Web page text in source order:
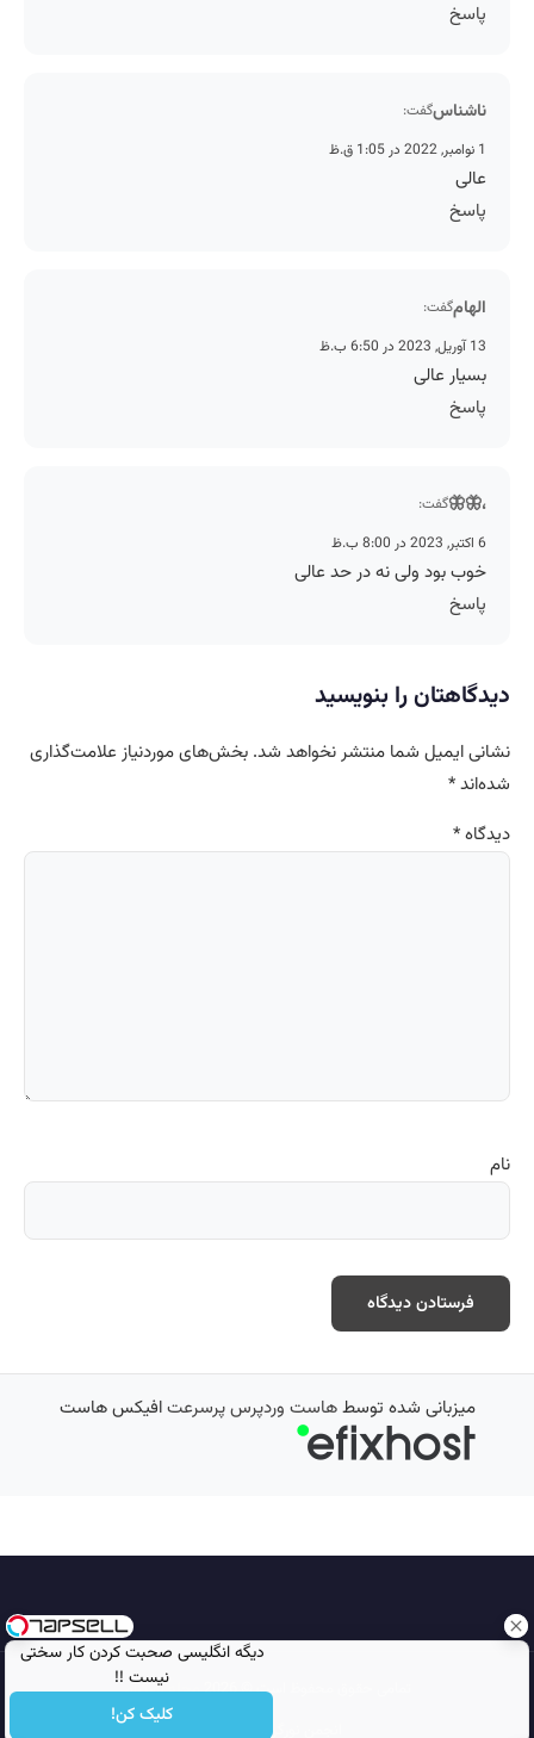
دیگه انگلیسی صحبت کردن کار سختی
نیست !!
کلیک کن!
پاسخ
ناشناسگفت:
1 نوامبر, 2022 در 1:05 ق.ظ
عالی
پاسخ
الهامگفت:
13 آوریل, 2023 در 6:50 ب.ظ
بسیار عالی
پاسخ
،🦋🦋گفت:
6 اکتبر, 2023 در 8:00 ب.ظ
خوب بود ولی نه در حد عالی
پاسخ
دیدگاهتان را بنویسید
نشانی ایمیل شما منتشر نخواهد شد. بخش‌های موردنیاز علامت‌گذاری
شده‌اند*
دیدگاه*
نام
میزبانی شده توسطهاست وردپرس پرسرعتافیکس هاست
تمامی حقوق محفوظ است © 2026
مجله نورگرام
انجمن نورگرام